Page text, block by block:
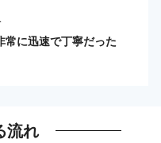
に迅速で丁寧だった
流れ